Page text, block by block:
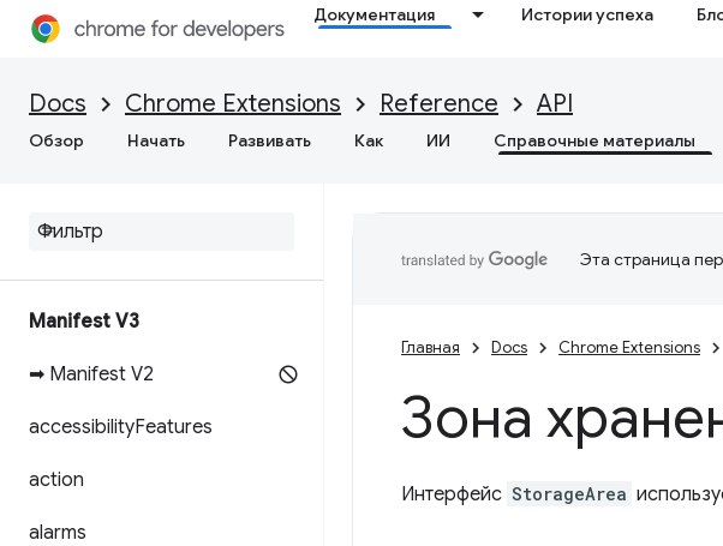
Документация Истории успеха
Docs Chrome Extensions Reference API
Обзор Начать Развивать Как ИИ Справочные материалы
Manifest V3
➡ Manifest V2
accessibilityFeatures
action
alarms
Эта страница
Главная Docs Chrome Extensions
Зона
Интерфейс StorageArea